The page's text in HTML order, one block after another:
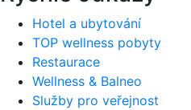
Hotel a ubytování
TOP wellness pobyty
Restaurace
Wellness & Balneo
Služby pro veřejnost